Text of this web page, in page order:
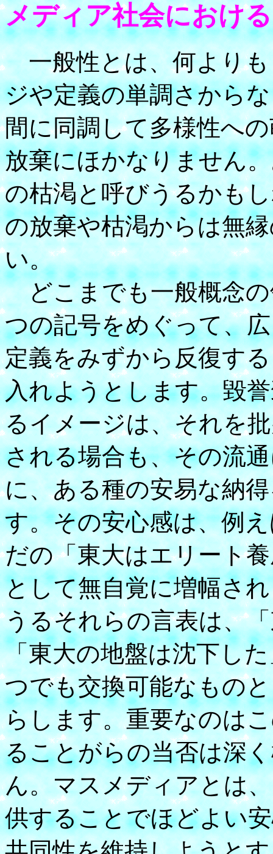
メディア社会におけ
一般性とは、何よりも
ジや定義の単調さから
間に同調して多様性へ
放棄にほかなりません
の枯渇と呼びうるかも
の放棄や枯渇からは無
い。
どこまでも一般概念の
つの記号をめぐって、
定義をみずから反復す
入れようとします。毀
るイメージは、それを
される場合も、その流
に、ある種の安易な納
す。その安心感は、例
だの「東大はエリート
として無自覚に増幅さ
うるそれらの言表は、
「東大の地盤は沈下し
つでも交換可能なもの
らします。重要なのは
ることがらの当否は深
ん。マスメディアとは
供することでほどよい